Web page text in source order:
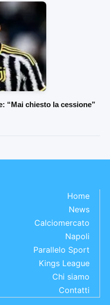
“Mai chiesto la cessione”
Home
News
Calciomercato
Napoli
Parallelo Sport
Kings League
Chi siamo
Contatti